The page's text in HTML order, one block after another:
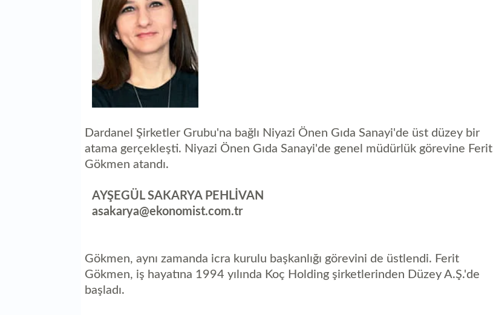
Dardanel Şirketler Grubu'na bağlı Niyazi Önen Gıda Sanayi'de üst düzey bir
atama gerçekleşti. Niyazi Önen Gıda Sanayi'de genel müdürlük görevine Ferit
Gökmen atandı.
AYŞEGÜL SAKARYA PEHLİVAN
asakarya@ekonomist.com.tr
Gökmen, aynı zamanda icra kurulu başkanlığı görevini de üstlendi. Ferit
Gökmen, iş hayatına 1994 yılında Koç Holding şirketlerinden Düzey A.Ş.'de
başladı.